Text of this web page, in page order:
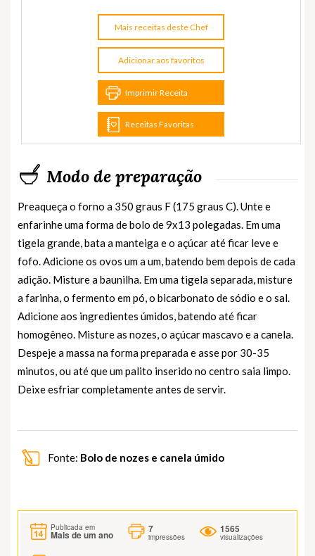
Mais receitas deste Chef
Adicionar aos favoritos
Imprimir Receita
Receitas Favoritas
Modo de preparação
Preaqueça o forno a 350 graus F (175 graus C). Unte e
enfarinhe uma forma de bolo de 9x13 polegadas. Em uma
tigela grande, bata a manteiga e o açúcar até ficar leve e
fofo. Adicione os ovos um a um, batendo bem depois de cada
adição. Misture a baunilha. Em uma tigela separada, misture
a farinha, o fermento em pó, o bicarbonato de sódio e o sal.
Adicione aos ingredientes úmidos, batendo até ficar
homogêneo. Misture as nozes, o açúcar mascavo e a canela.
Despeje a massa na forma preparada e asse por 30-35
minutos, ou até que um palito inserido no centro saia limpo.
Deixe esfriar completamente antes de servir.
Fonte: Bolo de nozes e canela úmido
Publicada em
Mais de um ano
7
impressões
1565
visualizações